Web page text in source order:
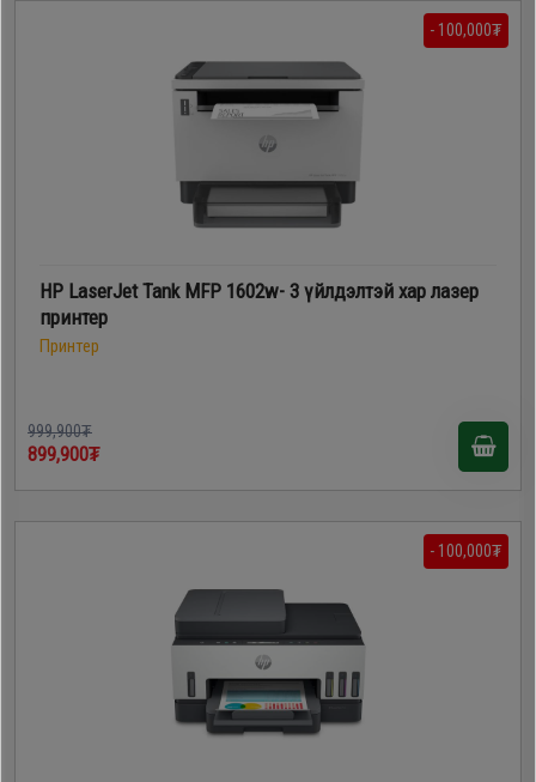
- 100,000₮
HP LaserJet Tank MFP 1602w- 3 үйлдэлтэй хар лазер
принтер
Принтер
999,900₮
899,900₮
- 100,000₮